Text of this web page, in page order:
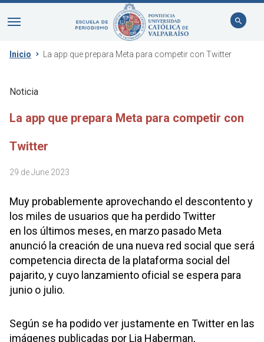
Inicio La app que prepara Meta para competir con Twitter
Noticia
La app que prepara Meta para competir con
Twitter
29 de June 2023
Muy probablemente aprovechando el descontento y
los miles de usuarios que ha perdido Twitter
en los últimos meses, en marzo pasado Meta
anunció la creación de una nueva red social que será
competencia directa de la plataforma social del
pajarito, y cuyo lanzamiento oficial se espera para
junio o julio.
Según se ha podido ver justamente en Twitter en las
imágenes publicadas por Lia Haberman,